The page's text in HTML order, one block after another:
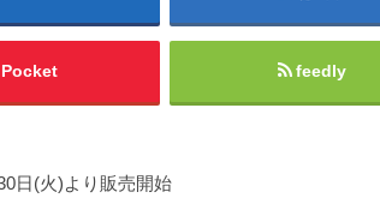
Pocket feedly
日(火)より販売開始